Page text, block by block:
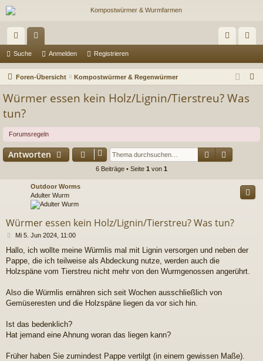
ch
ne en m ist
Suche Anmelden Registrieren
Foren-Übersicht Kompostwürmer & Regenwürmer
Würmer essen kein Holz/Lignin/Tierstreu? Was
tun?
Forumsregeln
Antworten Suche
6 Beiträge • Seite 1 von 1
Outdoor Worms
Adulter Wurm
Würmer essen kein Holz/Lignin/Tierstreu? Was tun?
B
i
t
r
Mi 5. Jun 2024, 11:00
Hallo, ich wollte meine Würmlis mal mit Lignin versorgen und neben der
Pappe, die ich teilweise als Abdeckung nutze, werden auch die
Holzspäne vom Tierstreu nicht mehr von den Wurmgenossen angerührt.
Also die Würmlis ernähren sich seit Wochen ausschließlich von
Gemüseresten und die Holzspäne liegen da vor sich hin.
Ist das bedenklich?
Hat jemand eine Ahnung woran das liegen kann?
Früher haben Sie zumindest Pappe vertilgt (in einem gewissen Maße).